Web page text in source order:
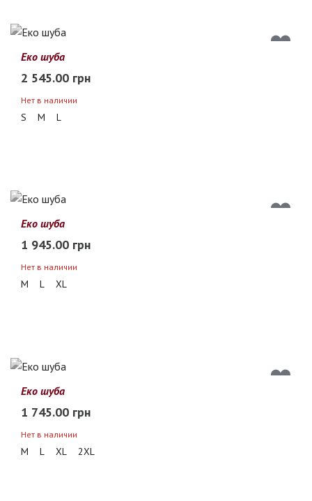
Еко шуба
2 545.00 грн
Нет в наличии
S M L
Еко шуба
1 945.00 грн
Нет в наличии
M L XL
Еко шуба
1 745.00 грн
Нет в наличии
M L XL 2XL